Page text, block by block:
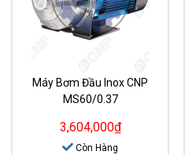
Máy Bơm Đầu Inox CNP
MS60/0.37
3,604,000₫
Còn Hàng